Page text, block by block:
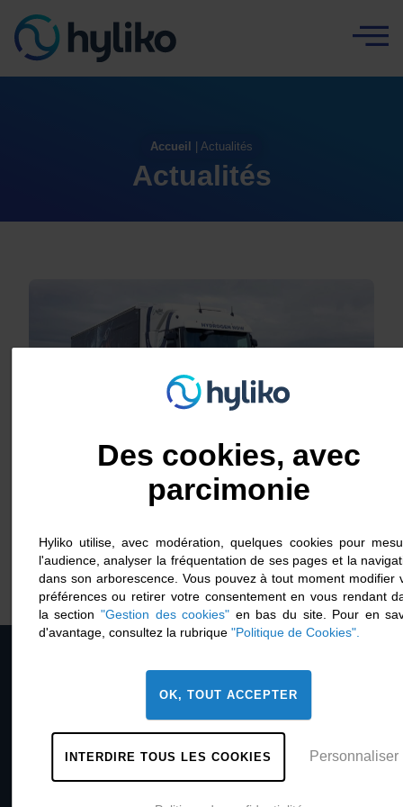
Accueil | Actualités
Actualités
Auvergne-Rhône-Alpes : la
Région lance les premiers
essais terrain
1 juillet 2026 Actualité
Mentions légales
Retour haut de page
Des cookies, avec
parcimonie
Hyliko utilise, avec modération, quelques cookies pour
l'audience, analyser la fréquentation de ses pages et la
dans son arborescence. Vous pouvez à tout moment modifier
préférences ou retirer votre consentement en vous rendant
la section "Gestion des cookies" en bas du site. Pour en
d'avantage, consultez la rubrique "Politique de Cookies".
OK, TOUT ACCEPTER
INTERDIRE TOUS LES COOKIES Personnaliser